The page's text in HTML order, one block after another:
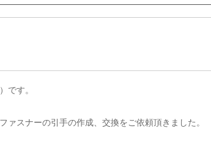
です。
スナーの引手の作成、交換をご依頼頂きました。